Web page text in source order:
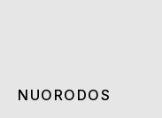
NUORODOS